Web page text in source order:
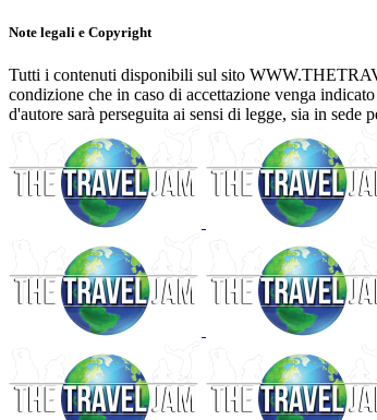
Note legali e Copyright
Tutti i contenuti disponibili sul sito
condizione che in caso di accettazione venga
d'autore sarà perseguita ai sensi di legge, sia in sede